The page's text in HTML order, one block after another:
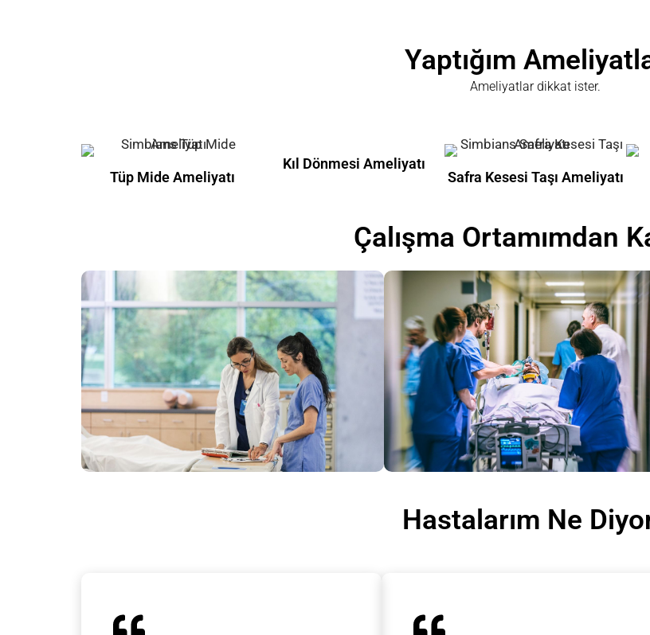
Yaptığım
Ameliyatlar dikkat ister.
Tüp Mide Ameliyatı
Kıl Dönmesi Ameliyatı
Safra Kesesi Taşı Ameliyatı
Çalışma Ortamımdan
Hastalarım Ne